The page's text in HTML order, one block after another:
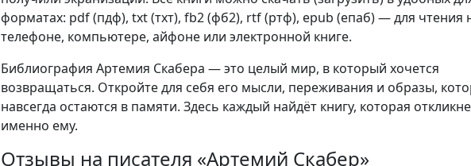
форматах: pdf (пдф), txt (тхт), fb2 (фб2), rtf (ртф), epub (епаб) — для чтения
телефоне, компьютере, айфоне или электронной книге.
Библиография Артемия Скабера — это целый мир, в который хочется
возвращаться. Откройте для себя его мысли, переживания и образы,
навсегда остаются в памяти. Здесь каждый найдёт книгу, которая
именно ему.
Отзывы на писателя «Артемий Скабер»